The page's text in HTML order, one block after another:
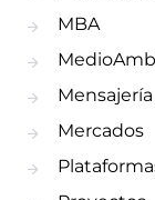
MBA
Mensajería
Mercados